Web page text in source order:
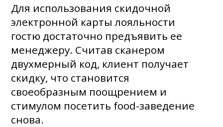
Для использования скидочной
электронной карты лояльности
гостю достаточно предъявить ее
менеджеру. Считав сканером
двухмерный код, клиент получает
скидку, что становится
своеобразным поощрением и
стимулом посетить food-заведение
снова.